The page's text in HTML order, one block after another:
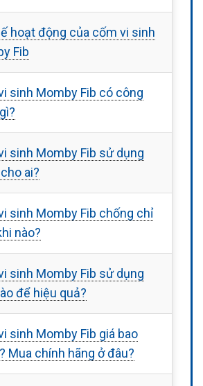
hoạt động của cốm vi sinh
Fib
sinh Momby Fib có công
sinh Momby Fib sử dụng
ai?
sinh Momby Fib chống chỉ
nào?
sinh Momby Fib sử dụng
để hiệu quả?
sinh Momby Fib giá bao
Mua chính hãng ở đâu?